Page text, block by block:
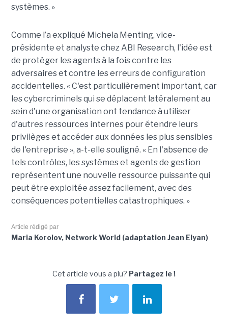
systèmes. »
Comme l’a expliqué Michela Menting, vice-
présidente et analyste chez ABI Research, l'idée est
de protéger les agents à la fois contre les
adversaires et contre les erreurs de configuration
accidentelles. « C'est particulièrement important, car
les cybercriminels qui se déplacent latéralement au
sein d'une organisation ont tendance à utiliser
d'autres ressources internes pour étendre leurs
privilèges et accéder aux données les plus sensibles
de l'entreprise », a-t-elle souligné. « En l'absence de
tels contrôles, les systèmes et agents de gestion
représentent une nouvelle ressource puissante qui
peut être exploitée assez facilement, avec des
conséquences potentielles catastrophiques. »
Article rédigé par
Maria Korolov, Network World (adaptation Jean Elyan)
Cet article vous a plu? Partagez le !